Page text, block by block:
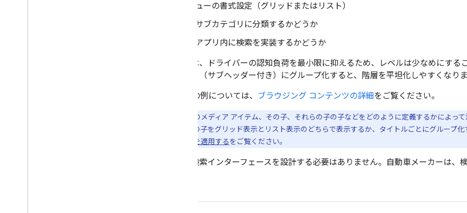
最上位および下位の閲覧ビューの書式設定（グリッドまたはリスト）
閲覧ビューのコンテンツをサブカテゴリに分類するかどうか
ブラウジングの補助としてアプリ内に検索を実装するかどうか
コンテンツの構造を決める際には、ドライバーの認知負荷を最小限に抑えるため、レベルは少なめにする
ー内でコンテンツをサブカテゴリ（サブヘッダー付き）にグループ化すると、階層を平坦化しやすくなりま
ブラウジング インターフェースの例については、 ブラウジング コンテンツの詳細をご覧ください。
アプリのコンテンツ階層は、ルートのメディア アイテム、その子、それらの子の子などをどのように定義するかによっ
テムにコンテンツ スタイルを適用して、その子をグリッド表示とリスト表示のどちらで表示するか、タイトルごとにグループ化
コンテンツ スタイルを適用するをご覧ください。
アプリ内検索を実装する場合、検索インターフェースを設計する必要はありません。自動車メーカーは、